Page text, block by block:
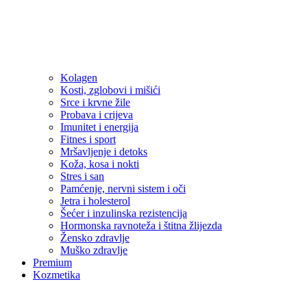
Kolagen
Kosti, zglobovi i mišići
Srce i krvne žile
Probava i crijeva
Imunitet i energija
Fitnes i sport
Mršavljenje i detoks
Koža, kosa i nokti
Stres i san
Pamćenje, nervni sistem i oči
Jetra i holesterol
Šećer i inzulinska rezistencija
Hormonska ravnoteža i štitna žlijezda
Žensko zdravlje
Muško zdravlje
Premium
Kozmetika